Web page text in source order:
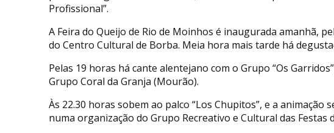
Profissional”.
A Feira do Queijo de Rio de Moinhos é inaugurada amanhã,
do Centro Cultural de Borba. Meia hora mais tarde há
Pelas 19 horas há cante alentejano com o Grupo “Os
Grupo Coral da Granja (Mourão).
Às 22.30 horas sobem ao palco “Los Chupitos”, e a
numa organização do Grupo Recreativo e Cultural das Festas